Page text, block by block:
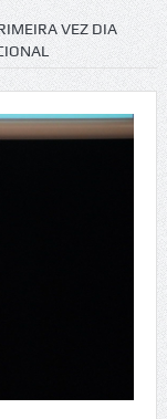
de Cerveira
VEZ DIA